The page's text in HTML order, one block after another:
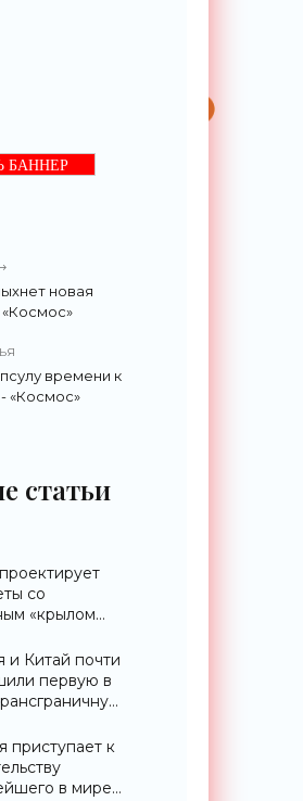
БАННЕР
новая
времени к
«Космос»
статьи
со
«крылом
и Китай почти
первую в
-
приступает к
в мире